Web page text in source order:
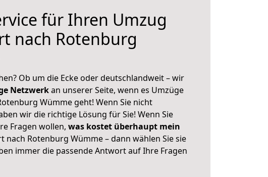
für Ihren Umzug
nach Rotenburg
Ob um die Ecke oder deutschlandweit – wir
Netzwerkan unserer Seite, wenn es Umzüge
Wümme geht! Wenn Sie nicht
wir die richtige Lösung für Sie! Wenn Sie
Fragen wollen, was kostet überhaupt mein
nach Rotenburg Wümme – dann wählen Sie sie
immer die passende Antwort auf Ihre Fragen